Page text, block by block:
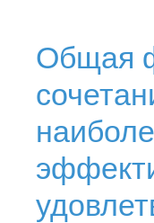
Общая